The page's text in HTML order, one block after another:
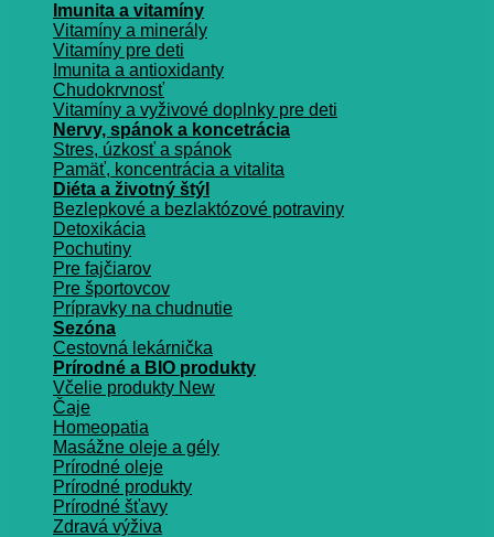
Imunita a vitamíny
Vitamíny a minerály
Vitamíny pre deti
Imunita a antioxidanty
Chudokrvnosť
Vitamíny a vyživové doplnky pre deti
Nervy, spánok a koncetrácia
Stres, úzkosť a spánok
Pamäť, koncentrácia a vitalita
Diéta a životný štýl
Bezlepkové a bezlaktózové potraviny
Detoxikácia
Pochutiny
Pre fajčiarov
Pre športovcov
Prípravky na chudnutie
Sezóna
Cestovná lekárnička
Prírodné a BIO produkty
Včelie produkty
Čaje
Homeopatia
Masážne oleje a gély
Prírodné oleje
Prírodné produkty
Prírodné šťavy
Zdravá výživa